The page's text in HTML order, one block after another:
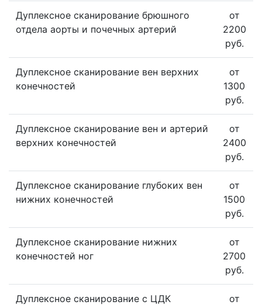
Дуплексное сканирование брюшного
отдела аорты и почечных артерий
от
2200
руб.
Дуплексное сканирование вен верхних
конечностей
от
1300
руб.
Дуплексное сканирование вен и артерий
верхних конечностей
от
2400
руб.
Дуплексное сканирование глубоких вен
нижних конечностей
от
1500
руб.
Дуплексное сканирование нижних
конечностей ног
от
2700
руб.
Дуплексное сканирование с ЦДК
от